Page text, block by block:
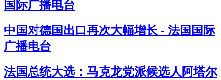
国际广播电台
中国对德国出口再次大幅增长 - 法国国际
广播电台
法国总统大选：马克龙党派候选人阿塔尔